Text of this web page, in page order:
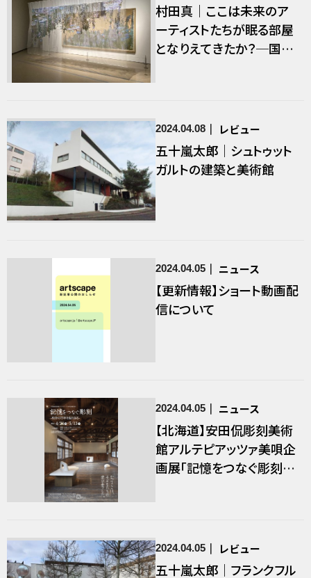
村田真｜ここは未来のア
ーティストたちが眠る部屋
となりえてきたか？─国立
2024.04.08 レビュー
五十嵐太郎｜シュトゥット
ガルトの建築と美術館
2024.04.05 ニュース
【更新情報】ショート動画配
信について
2024.04.05 ニュース
【北海道】安田侃彫刻美術
館アルテピアッツァ美唄企
画展「記憶をつなぐ彫刻～
2024.04.05 レビュー
五十嵐太郎｜フランクフル